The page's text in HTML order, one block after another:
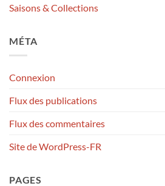
Saisons & Collections
MÉTA
Connexion
Flux des publications
Flux des commentaires
Site de WordPress-FR
PAGES